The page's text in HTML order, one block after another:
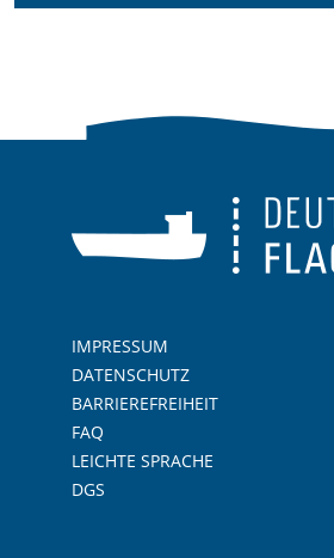
IMPRESSUM
DATENSCHUTZ
BARRIEREFREIHEIT
FAQ
LEICHTE SPRACHE
DGS